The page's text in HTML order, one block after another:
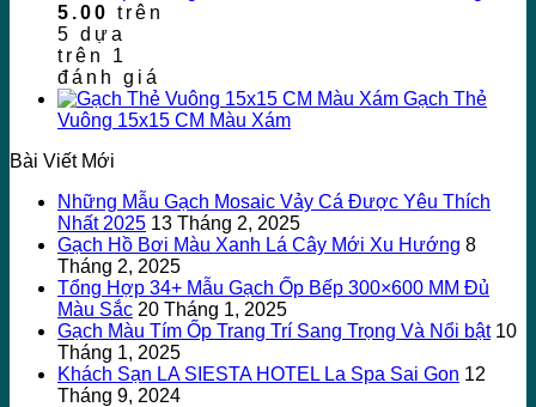
5.00 trên
5 dựa
trên 1
đánh giá
Gạch Thẻ
Vuông 15x15 CM Màu Xám
Bài Viết Mới
Những Mẫu Gạch Mosaic Vảy Cá Được Yêu Thích
Nhất 2025 13 Tháng 2, 2025
Gạch Hồ Bơi Màu Xanh Lá Cây Mới Xu Hướng 8
Tháng 2, 2025
Tổng Hợp 34+ Mẫu Gạch Ốp Bếp 300×600 MM Đủ
Màu Sắc 20 Tháng 1, 2025
Gạch Màu Tím Ốp Trang Trí Sang Trọng Và Nổi bật 10
Tháng 1, 2025
Khách Sạn LA SIESTA HOTEL La Spa Sai Gon 12
Tháng 9, 2024